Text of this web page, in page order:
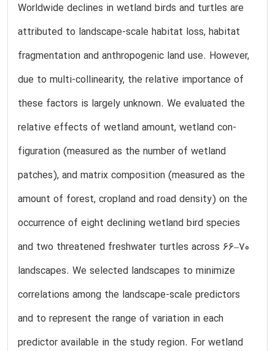
Worldwide declines in wetland birds and turtles are
attributed to landscape-scale habitat loss, habitat
fragmentation and anthropogenic land use. However,
due to multi-collinearity, the relative importance of
these factors is largely unknown. We evaluated the
relative effects of wetland amount, wetland con-
figuration (measured as the number of wetland
patches), and matrix composition (measured as the
amount of forest, cropland and road density) on the
occurrence of eight declining wetland bird species
and two threatened freshwater turtles across 66–70
landscapes. We selected landscapes to minimize
correlations among the landscape-scale predictors
and to represent the range of variation in each
predictor available in the study region. For wetland